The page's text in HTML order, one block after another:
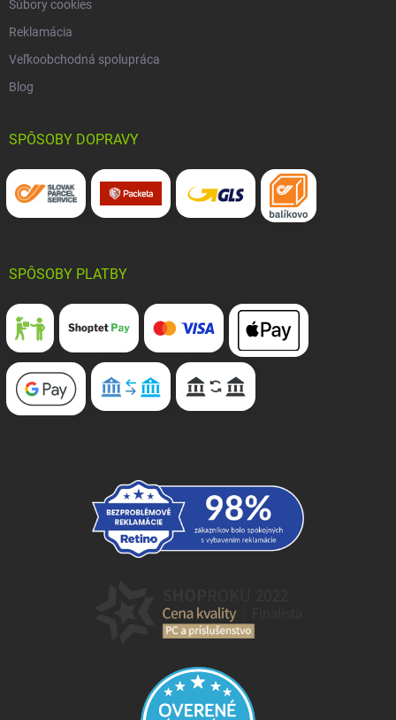
Súbory cookies
Reklamácia
Veľkoobchodná spolupráca
Blog
SPÔSOBY DOPRAVY
SPÔSOBY PLATBY